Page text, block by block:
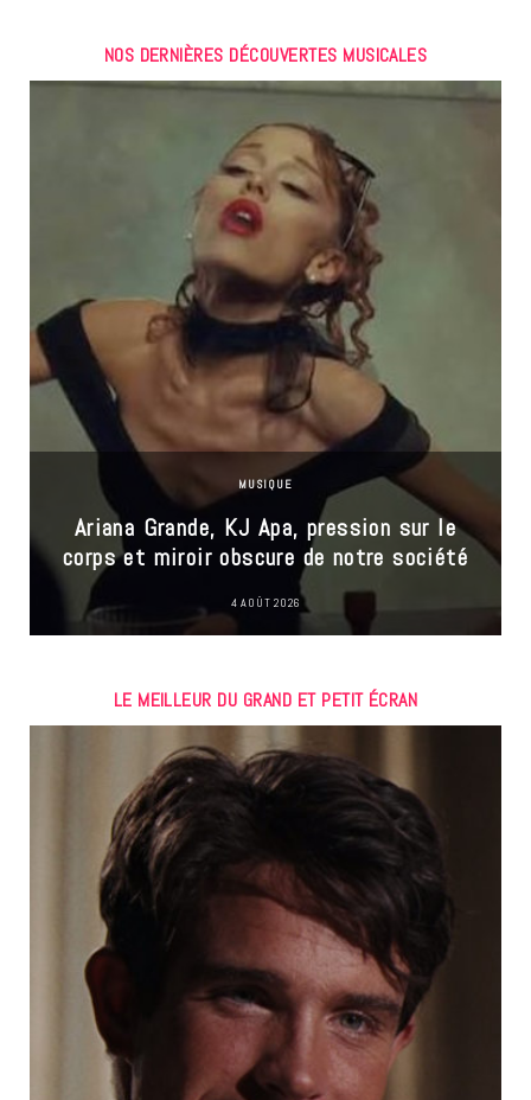
NOS DERNIÈRES DÉCOUVERTES MUSICALES
MUSIQUE
Ariana Grande, KJ Apa, pression sur le
corps et miroir obscure de notre société
4 AOÛT 2026
LE MEILLEUR DU GRAND ET PETIT ÉCRAN